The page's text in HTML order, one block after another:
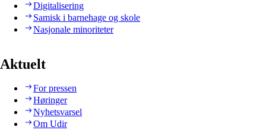
Digitalisering
Samisk i barnehage og skole
Nasjonale minoriteter
Aktuelt
For pressen
Høringer
Nyhetsvarsel
Om Udir